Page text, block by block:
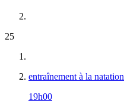
25
entraînement à la natation
19h00